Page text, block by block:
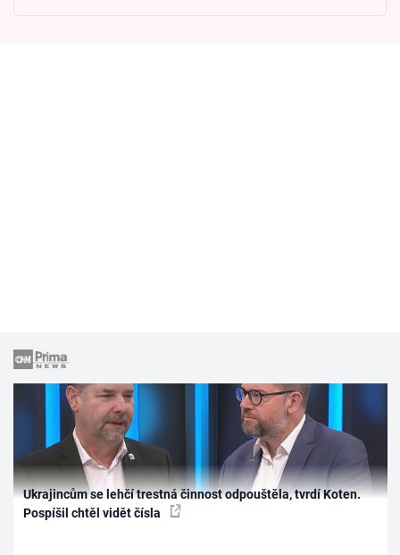
Ukrajincům se lehčí trestná činnost odpouštěla, tvrdí Koten.
Pospíšil chtěl vidět čísla